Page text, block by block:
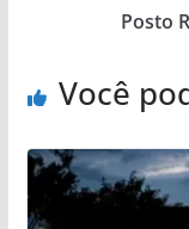
Posto
Você